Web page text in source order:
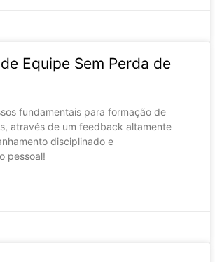
Equipe Sem Perda de
fundamentais para formação de
através de um feedback altamente
disciplinado e
pessoal!